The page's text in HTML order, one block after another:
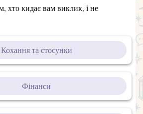
хто кидає вам виклик, і не
Кохання та стосунки
Фінанси